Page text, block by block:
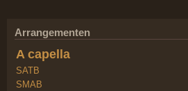
Arrangementen
A capella
SATB
SMAB